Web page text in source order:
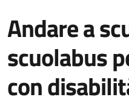
Andare a
scuolabus
con